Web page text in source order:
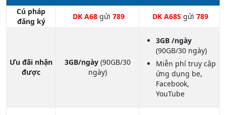
Cú pháp
đăng ký
DK A68 gửi 789 DK A68S gửi 789
Ưu đãi nhận
được
3GB/ngày (90GB/30
ngày)
3GB /ngày
(90GB/30 ngày)
Miễn phí truy cập
ứng dụng be,
Facebook,
YouTube